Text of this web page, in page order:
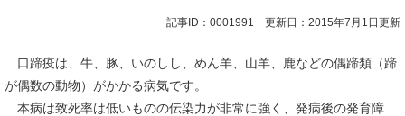
記事ID：0001991 更新日：2015年7月1日更新
口蹄疫は、牛、豚、いのしし、めん羊、山羊、鹿などの偶蹄類（蹄
が偶数の動物）がかかる病気です。
本病は致死率は低いものの伝染力が非常に強く、発病後の発育障